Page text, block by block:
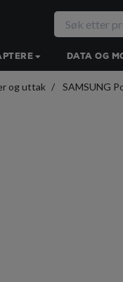
DATA OG
og uttak SAMSUNG